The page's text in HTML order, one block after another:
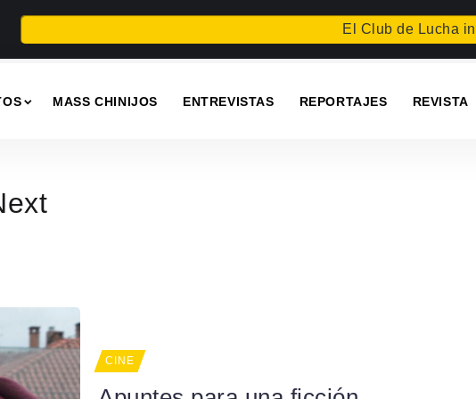
El Club de Lucha
MASS CHINIJOS ENTREVISTAS REPORTAJES REVISTA
CINE